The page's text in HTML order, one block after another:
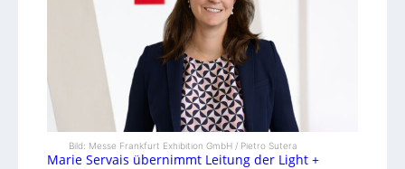
Bild: Messe Frankfurt Exhibition GmbH / Pietro Sutera
Marie Servais übernimmt Leitung der Light +